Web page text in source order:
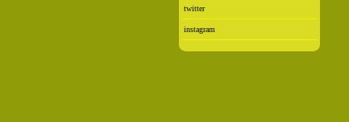
twitter
instagram